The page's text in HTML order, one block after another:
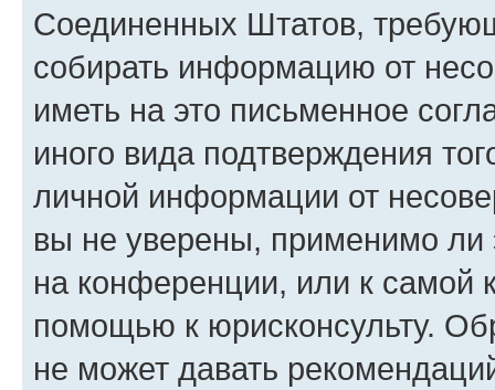
Соединенных Штатов,
собирать информацию от
иметь на это письменное
иного вида подтверждения
личной информации от
вы не уверены, применимо ли
на конференции, или к самой
помощью к юрисконсульту.
не может давать